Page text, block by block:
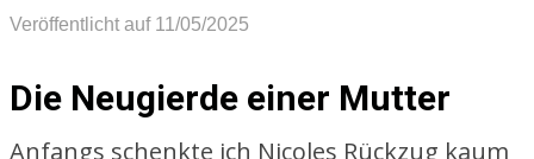
Veröffentlicht auf 11/05/2025
Die Neugierde einer Mutter
Anfangs schenkte ich Nicoles Rückzug kaum